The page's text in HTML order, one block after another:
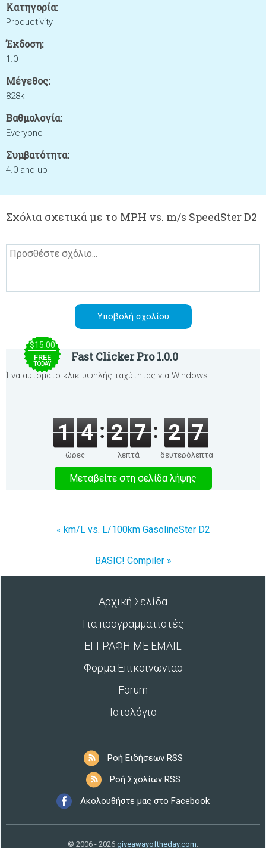
Κατηγορία:
Productivity
Έκδοση:
1.0
Μέγεθος:
828k
Βαθμολογία:
Everyone
Συμβατότητα:
4.0 and up
Σχόλια σχετικά με το MPH vs. m/s SpeedSter D2
$15.00
FREE
TODAY
Fast Clicker Pro 1.0.0
Ένα αυτόματο κλικ υψηλής ταχύτητας για Windows.
1 4
ώρες
2 7
λεπτά
2 7
δευτερόλεπτα
Μεταβείτε στη σελίδα λήψης
« km/L vs. L/100km GasolineSter D2
BASIC! Compiler »
Αρχική Σελίδα
Για προγραμματιστές
ΕΓΓΡΑΦΗ ΜΕ EMAIL
Φορμα Επικοινωνιασ
Forum
Ιστολόγιο
Ροή Ειδήσεων RSS
Ροή Σχολίων RSS
Ακολουθήστε μας στο Facebook
© 2006 - 2026 giveawayoftheday.com.